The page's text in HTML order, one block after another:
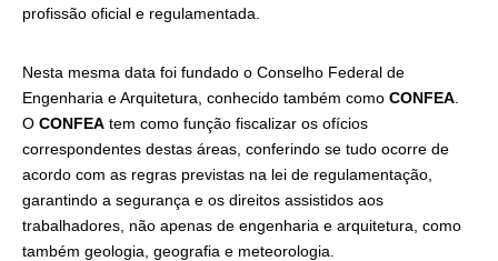
profissão oficial e regulamentada.
Nesta mesma data foi fundado o Conselho Federal de
Engenharia e Arquitetura, conhecido também como CONFEA
O CONFEA tem como função fiscalizar os ofícios
correspondentes destas áreas, conferindo se tudo ocorre de
acordo com as regras previstas na lei de regulamentação,
garantindo a segurança e os direitos assistidos aos
trabalhadores, não apenas de engenharia e arquitetura, como
também geologia, geografia e meteorologia.